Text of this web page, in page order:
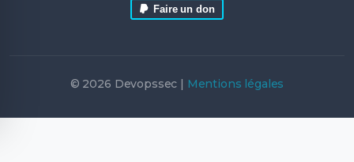
Faire un don
© 2026 Devopssec | Mentions légales